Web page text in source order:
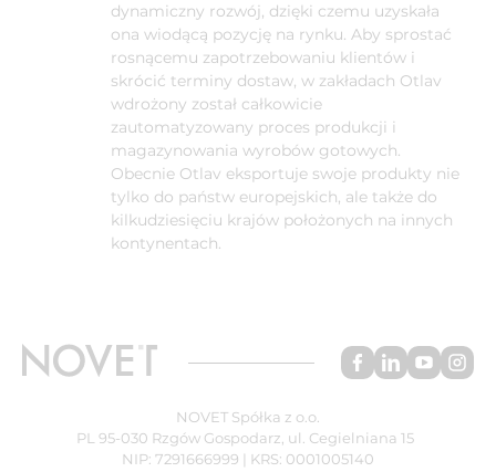
dynamiczny rozwój, dzięki czemu uzyskała
ona wiodącą pozycję na rynku. Aby sprostać
rosnącemu zapotrzebowaniu klientów i
skrócić terminy dostaw, w zakładach Otlav
wdrożony został całkowicie
zautomatyzowany proces produkcji i
magazynowania wyrobów gotowych.
Obecnie Otlav eksportuje swoje produkty nie
tylko do państw europejskich, ale także do
kilkudziesięciu krajów położonych na innych
kontynentach.
NOVET Spółka z o.o.
PL 95-030 Rzgów Gospodarz, ul. Cegielniana 15
NIP: 7291666999 | KRS: 0001005140